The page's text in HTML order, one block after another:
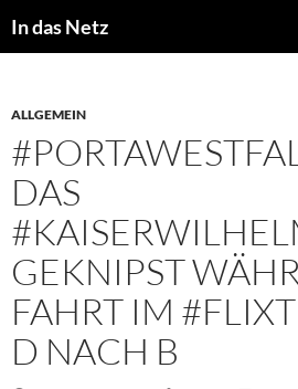
Inhalt
In das Netz
ALLGEMEIN
DAS
GEKNIPST
FAHRT IM
D NACH B